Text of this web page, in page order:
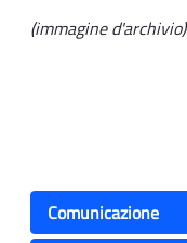
(immagine d'archivio)
Comunicazione